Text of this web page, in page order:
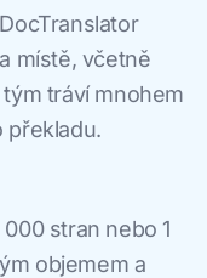
místě, včetně
tráví mnohem
překladu.
stran nebo 1
objemem a